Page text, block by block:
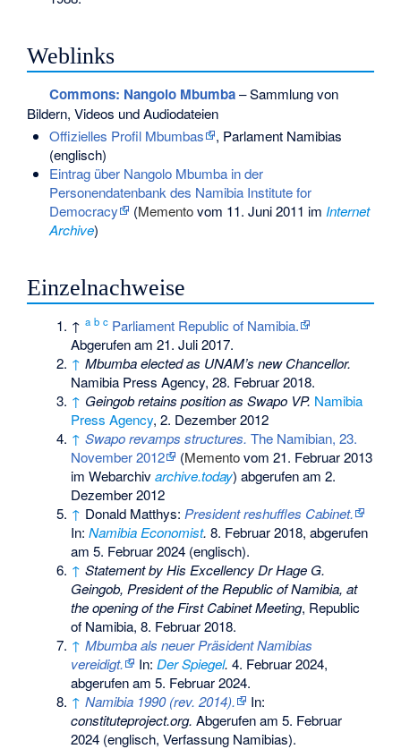
Weblinks
Commons: Nangolo Mbumba– Sammlung von
Bildern, Videos und Audiodateien
Offizielles Profil Mbumbas
, Parlament Namibias
(englisch)
Eintrag über Nangolo Mbumba in der
Personendatenbank des Namibia Institute for
Democracy
(Mementovom 11. Juni 2011 im Internet
Archive)
Einzelnachweise
↑a b c Parliament Republic of Namibia.
Abgerufen am 21. Juli 2017.
↑ Mbumba elected as UNAM’s new Chancellor.
Namibia Press Agency, 28. Februar 2018.
↑ Geingob retains position as Swapo VP. Namibia
Press Agency, 2. Dezember 2012
↑ Swapo revamps structures. The Namibian, 23.
November 2012
(Mementovom 21. Februar 2013
im Webarchivarchive.today) abgerufen am 2.
Dezember 2012
↑ Donald Matthys: President reshuffles Cabinet.
In:Namibia Economist. 8. Februar 2018, abgerufen
am 5. Februar 2024 (englisch).
↑ Statement by His Excellency Dr Hage G.
Geingob, President of the Republic of Namibia, at
the opening of the First Cabinet Meeting, Republic
of Namibia, 8. Februar 2018.
↑ Mbumba als neuer Präsident Namibias
vereidigt.
In:Der Spiegel. 4. Februar 2024,
abgerufen am 5. Februar 2024.
↑ Namibia 1990 (rev. 2014).
In:
constituteproject.org. Abgerufen am 5. Februar
2024 (englisch, Verfassung Namibias).